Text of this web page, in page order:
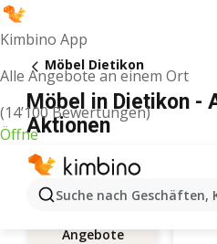
Kimbino App
Alle Angebote an einem Ort
(14’100 Bewertungen)
Öffne
Suche nach Geschäften,
Möbel Dietikon
Möbel in Dietikon -
Aktionen
Angebote